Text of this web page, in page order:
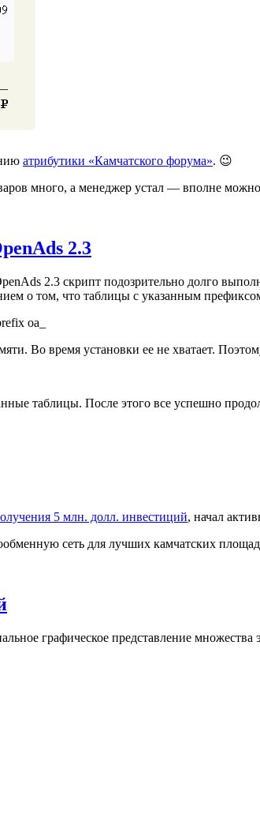
атрибутики «Камчатского форума». 😉
много, а менеджер устал — вполне
2.3
2.3 скрипт подозрительно долго
о том, что таблицы с указанным
oa_
Во время установки ее не хватает.
таблицы. После этого все успешно
5 млн. долл. инвестиций, начал
сеть для лучших камчатских
графическое представление